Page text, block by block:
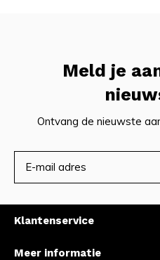
Meld je
Ontvang de nieuwste
Klantenservice
Meer informatie